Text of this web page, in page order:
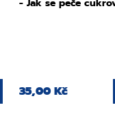
- Jak se peče
35,00 Kč